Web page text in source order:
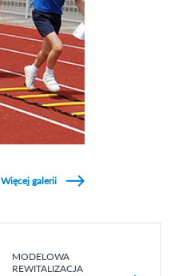
Więcej galerii
MODELOWA
REWITALIZACJA